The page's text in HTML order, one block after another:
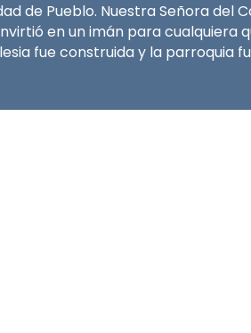
de Pueblo. Nuestra Señora del
en un imán para cualquiera
fue construida y la parroquia